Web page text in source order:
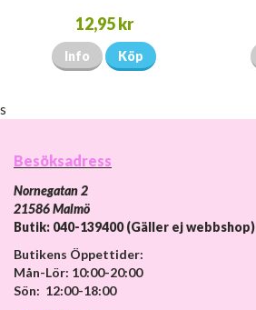
12,95 kr
Info Köp
s
Besöksadress
Nornegatan 2
21586 Malmö
Butik: 040-139400 (Gäller ej webbshop)
Butikens Öppettider:
Mån-Lör: 10:00-20:00
Sön: 12:00-18:00